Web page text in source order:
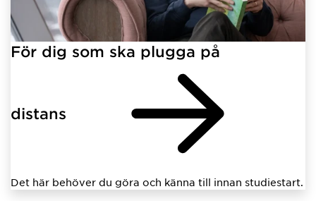
För dig som ska plugga på
distans
Det här behöver du göra och känna till innan studiestart.